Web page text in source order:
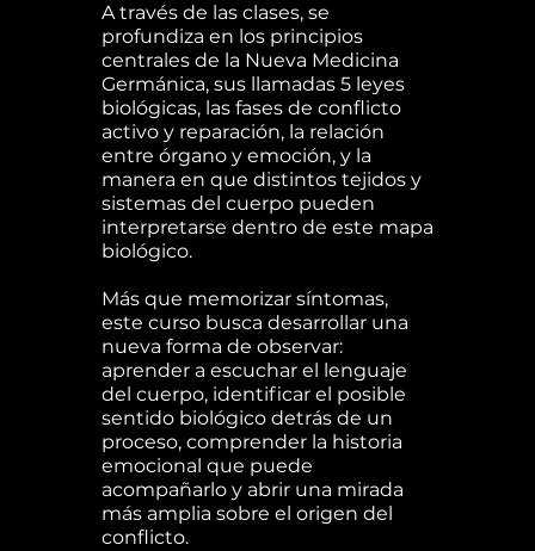
A través de las clases, se
profundiza en los principios
centrales de la Nueva Medicina
Germánica, sus llamadas 5 leyes
biológicas, las fases de conflicto
activo y reparación, la relación
entre órgano y emoción, y la
manera en que distintos tejidos y
sistemas del cuerpo pueden
interpretarse dentro de este mapa
biológico.
Más que memorizar síntomas,
este curso busca desarrollar una
nueva forma de observar:
aprender a escuchar el lenguaje
del cuerpo, identificar el posible
sentido biológico detrás de un
proceso, comprender la historia
emocional que puede
acompañarlo y abrir una mirada
más amplia sobre el origen del
conflicto.